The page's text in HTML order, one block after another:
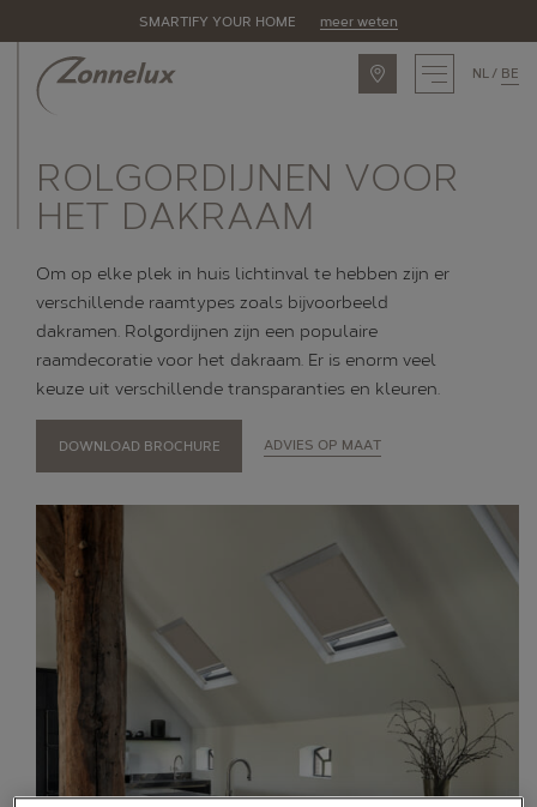
SMARTIFY YOUR HOME meer weten
ASSORTIMENT
Piet Boon by Zonnelux
Alle producten
OPLOSSINGEN
Eigenschappen
Ruimtes
Alle oplossingen
BLOG
ONS VERHAAL
NL BE
ROLGORDIJNEN VOOR
HET DAKRAAM
Om op elke plek in huis lichtinval te hebben zijn er
verschillende raamtypes zoals bijvoorbeeld
dakramen. Rolgordijnen zijn een populaire
raamdecoratie voor het dakraam. Er is enorm veel
keuze uit verschillende transparanties en kleuren.
DOWNLOAD BROCHURE ADVIES OP MAAT